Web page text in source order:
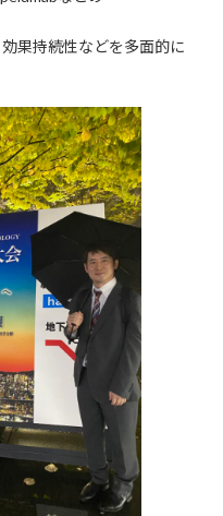
果持続性などを多面的に